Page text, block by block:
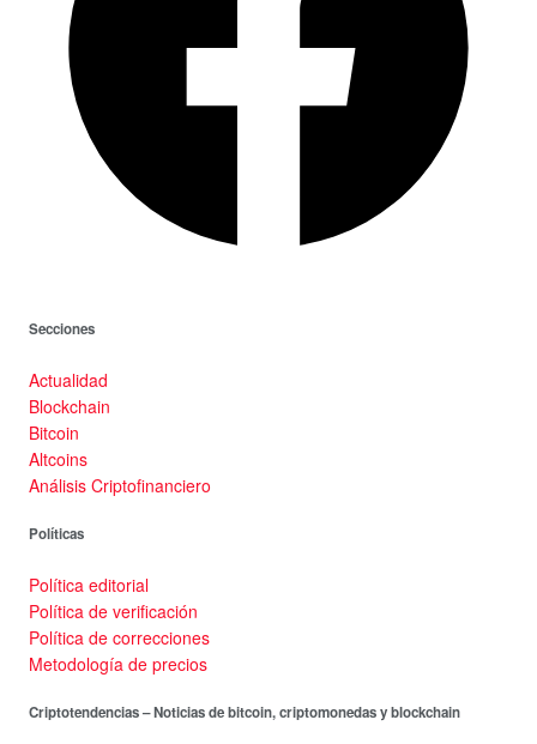
Secciones
Actualidad
Blockchain
Bitcoin
Altcoins
Análisis Criptofinanciero
Políticas
Política editorial
Política de verificación
Política de correcciones
Metodología de precios
Criptotendencias – Noticias de bitcoin, criptomonedas y blockchain